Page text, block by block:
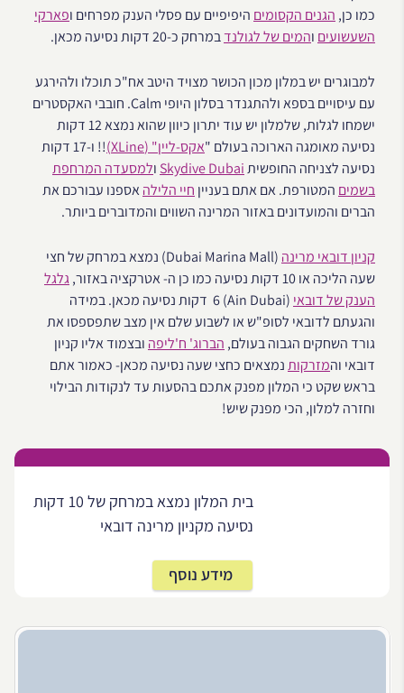
כמו כן, הגנים הקסומים היפיפיים עם פסלי הענק מפרחים ופארקי
השעשועים והמים של לגולנדבמרחק כ-20 דקות נסיעה מכאן.
למבוגרים יש במלון מכון הכושר מצויד היטב אח"כ תוכלו ולהירגע
עם עיסויים בספא ולהתגנדר בסלון היופי Calm. חובבי האקסטרים
ישמחו לגלות, שלמלון יש עוד יתרון כיוון שהוא נמצא 12 דקות
נסיעה מאומגה הארוכה בעולם "אקס-ליין" (XLine)
!! ו-17 דקות
נסיעה לצניחה החופשיתSkydive Dubai ולמסעדה המרחפת
בשמים המטורפת. אם אתם בעניין חיי הלילהאספנו עבורכם את
הברים והמועדונים באזור המרינה השווים והמדוברים ביותר.
קניון דובאי מרינה
(Dubai Marina Mall) נמצא במרחק של חצי
שעה הליכה או 10 דקות נסיעה כמו כן ה- אטרקציה באזור,
גלגל
הענק של דובאי
(Ain Dubai) 6 דקות נסיעה מכאן. במידה
והגעתם לדובאי לסופ"ש או לשבוע שלם אין מצב שתפספסו את
גורד השחקים הגבוה בעולם, הברוג' ח'ליפה ובצמוד אליו קניון
דובאי והמזרקותנמצאים כחצי שעה נסיעה מכאן- כאמור אתם
בראש שקט כי המלון מפנק אתכם בהסעות עד לנקודות הבילוי
וחזרה למלון, הכי מפנק שיש!
בית המלון נמצא במרחק של 10 דקות
נסיעה מקניון מרינה דובאי
מידע נוסף